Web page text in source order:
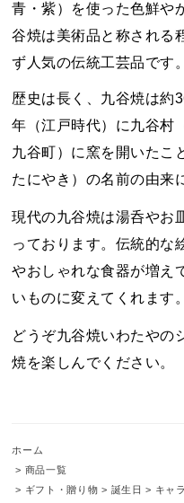
青・紫）を使った色鮮や
谷焼は美術品と称される
ず人気の伝統工芸品です。
歴史は長く、九谷焼は約
年（江戸時代）に九谷村
九谷町）に窯を開いたこ
たにやき）の名前の由来
現代の九谷焼は湯呑やお
っております。伝統的な
やおしゃれな食器が増え
いものに変えてくれます。
どうぞ九谷焼いわたやの
焼を楽しんでください。
ホーム
> 商品一覧
> ギフト・贈り物 > 誕生日 > キャ